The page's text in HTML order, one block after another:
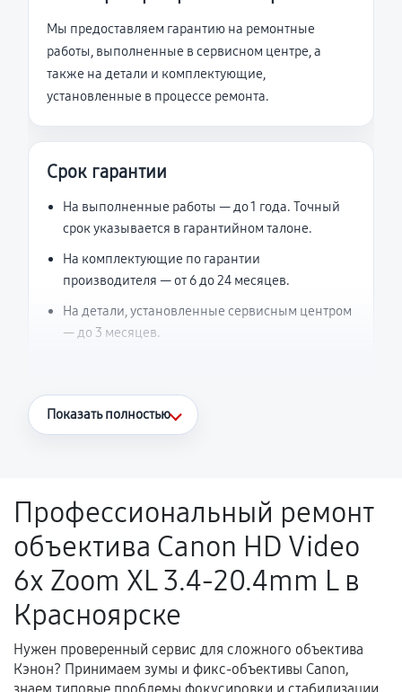
Мы предоставляем гарантию на ремонтные
работы, выполненные в сервисном центре, а
также на детали и комплектующие,
установленные в процессе ремонта.
Срок гарантии
На выполненные работы — до 1 года. Точный
срок указывается в гарантийном талоне.
На комплектующие по гарантии
производителя — от 6 до 24 месяцев.
На детали, установленные сервисным центром
— до 3 месяцев.
Что считается гарантийным случаем
Поломка установленной детали при
нормальной эксплуатации в течение
гарантийного срока.
Несоответствие комплектующей заявленным
техническим характеристикам.
Документы для подтверждения
Показать полностью
Профессиональный ремонт
объектива Canon HD Video
6x Zoom XL 3.4-20.4mm L в
Красноярске
Нужен проверенный сервис для сложного объектива
Кэнон? Принимаем зумы и фикс-объективы Canon,